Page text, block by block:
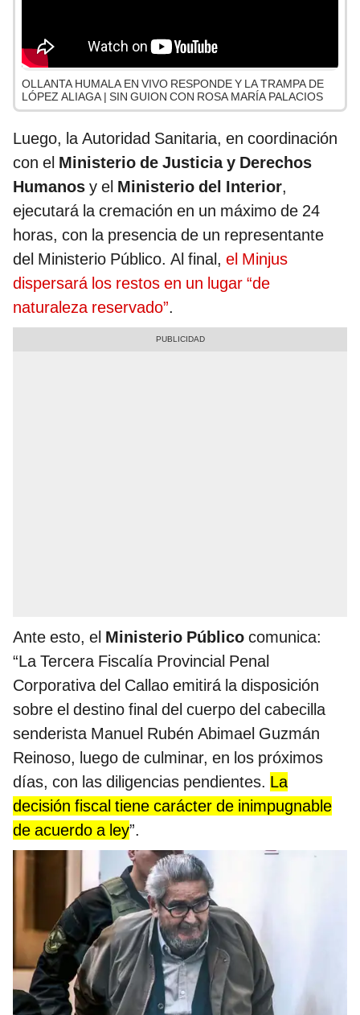
OLLANTA HUMALA EN VIVO RESPONDE Y LA TRAMPA DE
LÓPEZ ALIAGA | SIN GUION CON ROSA MARÍA PALACIOS
Luego, la Autoridad Sanitaria, en coordinación
con el Ministerio de Justicia y Derechos
Humanos y el Ministerio del Interior,
ejecutará la cremación en un máximo de 24
horas, con la presencia de un representante
del Ministerio Público. Al final, el Minjus
dispersará los restos en un lugar “de
naturaleza reservado”.
Ante esto, el Ministerio Público comunica:
“La Tercera Fiscalía Provincial Penal
Corporativa del Callao emitirá la disposición
sobre el destino final del cuerpo del cabecilla
senderista Manuel Rubén Abimael Guzmán
Reinoso, luego de culminar, en los próximos
días, con las diligencias pendientes. La
decisión fiscal tiene carácter de inimpugnable
de acuerdo a ley”.